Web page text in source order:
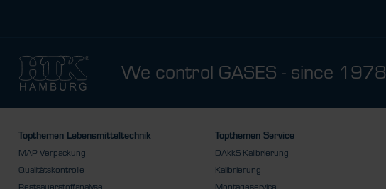
We control GASES - since 1978
Topthemen Lebensmitteltechnik
MAP Verpackung
Qualitätskontrolle
Restsauerstoffanalyse
Topthemen Service
DAkkS Kalibrierung
Kalibrierung
Montageservice